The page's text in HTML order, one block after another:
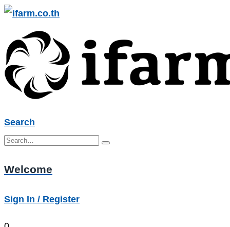
Search
Welcome
Sign In / Register